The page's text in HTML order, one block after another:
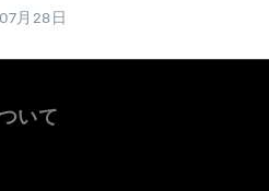
月28日
いて